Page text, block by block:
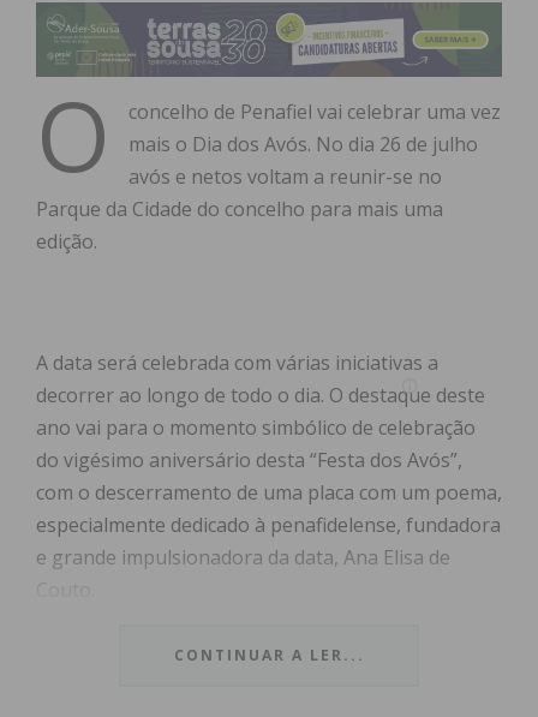
O
concelho de Penafiel vai celebrar uma vez
mais o Dia dos Avós. No dia 26 de julho
avós e netos voltam a reunir-se no
Parque da Cidade do concelho para mais uma
edição.
A data será celebrada com várias iniciativas a
decorrer ao longo de todo o dia. O destaque deste
ano vai para o momento simbólico de celebração
do vigésimo aniversário desta “Festa dos Avós”,
com o descerramento de uma placa com um poema,
especialmente dedicado à penafidelense, fundadora
e grande impulsionadora da data, Ana Elisa de
Este ano há ainda uma grande novidade, que vai
CONTINUAR A LER...